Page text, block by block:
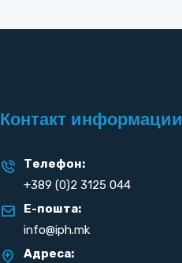
Контакт информации
Телефон:
+389 (0)2 3125 044
Е-пошта:
info@iph.mk
Адреса: